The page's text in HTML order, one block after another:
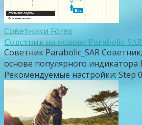
Советники Forex
Советник на основе Parabolic SAR
Советник Parabolic_SAR
основе популярного индикатора
Рекомендуемые настройки: Step